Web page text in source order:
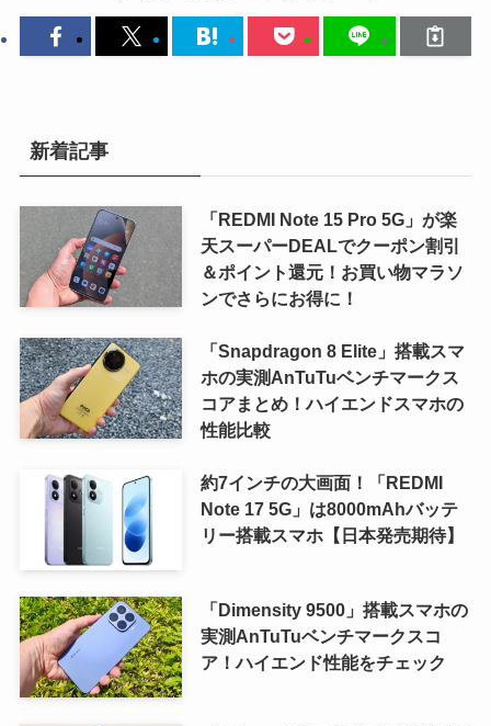
新着記事
「REDMI Note 15 Pro 5G」が楽
天スーパーDEALでクーポン割引
＆ポイント還元！お買い物マラソ
ンでさらにお得に！
「Snapdragon 8 Elite」搭載スマ
ホの実測AnTuTuベンチマークス
コアまとめ！ハイエンドスマホの
性能比較
約7インチの大画面！「REDMI
Note 17 5G」は8000mAhバッテ
リー搭載スマホ【日本発売期待】
「Dimensity 9500」搭載スマホの
実測AnTuTuベンチマークスコ
ア！ハイエンド性能をチェック